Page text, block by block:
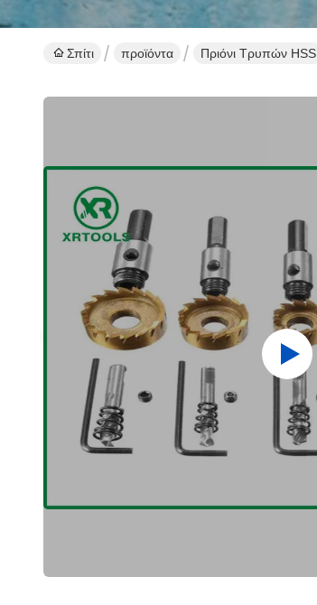
Σπίτι προϊόντα Πριόνι Τρυπών HSS